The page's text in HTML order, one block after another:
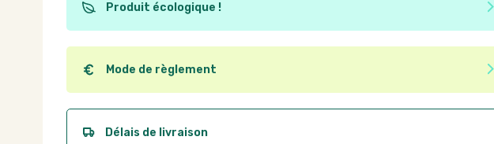
Produit écologique !
Ce produit est éco-conçu, il a été fabriqué à partir de matériaux recyclés ou
recyclables. Ces produits peuvent plus facilement obtenir une seconde vie après
utilisation. L'origine de fabrication du produit n'entre pas dans les critères d'éco-
Mode de règlement
Quel que soit le mode de règlement, vous pouvez passer commande en ligne sur
Good Act.
Paiement CB :paiement sécurisé par carte bancaire
Délais de livraison